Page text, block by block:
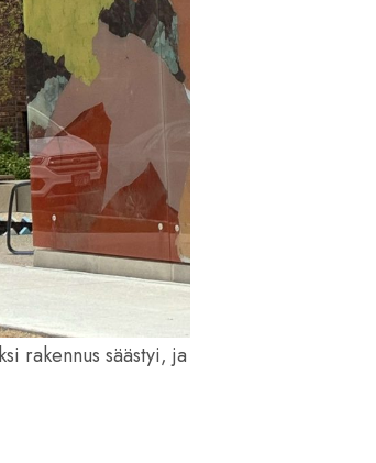
rakennus säästyi, ja